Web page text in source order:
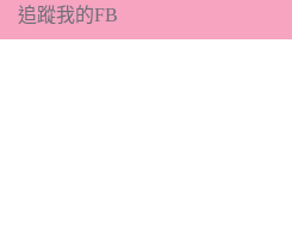
追蹤我的FB